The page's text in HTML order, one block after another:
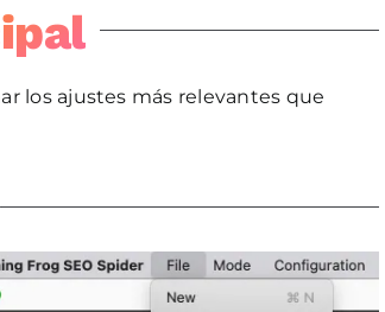
los ajustes más relevantes que